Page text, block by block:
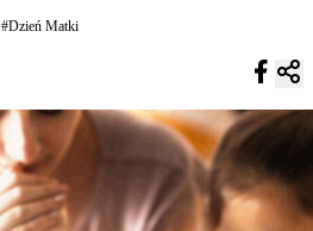
#Dzień Matki